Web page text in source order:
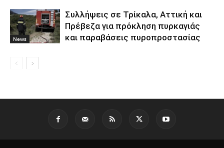
News
Συλλήψεις σε Τρίκαλα, Αττική και
Πρέβεζα για πρόκληση πυρκαγιάς
και παραβάσεις πυροπροστασίας